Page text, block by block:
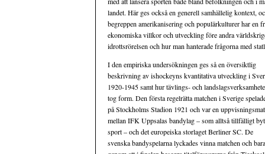
landet. Här ges också en generell samhällelig kontext,
begreppen amerikanisering och populärkulturer har en
ekonomiska villkor och utveckling före andra
idrottsrörelsen och hur man hanterade frågorna med
I den empiriska undersökningen ges så en översiktlig
beskrivning av ishockeyns kvantitativa utveckling i
1920-1945 samt hur tävlings- och
tog form. Den första regelrätta matchen i Sverige
på Stockholms Stadion 1921 och var en
mellan IFK Uppsalas bandylag – som alltså tillfälligt
sport – och det europeiska storlaget Berliner SC. De
svenska bandyspelarna lyckades vinna matchen och